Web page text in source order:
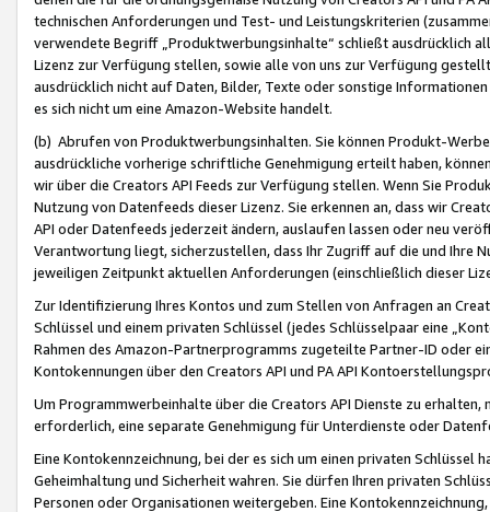
technischen Anforderungen und Test- und Leistungskriterien
verwendete Begriff „Produktwerbungsinhalte“ schließt ausdrücklich
Lizenz zur Verfügung stellen, sowie alle von uns zur Verfügung
ausdrücklich nicht auf Daten, Bilder, Texte oder sonstige
es sich nicht um eine Amazon-Website handelt.
(b) Abrufen von Produktwerbungsinhalten. Sie können Produkt-
ausdrückliche vorherige schriftliche Genehmigung erteilt haben,
wir über die Creators API Feeds zur Verfügung stellen. Wenn Sie
Nutzung von Datenfeeds dieser Lizenz. Sie erkennen an, dass wir
API oder Datenfeeds jederzeit ändern, auslaufen lassen oder neu
Verantwortung liegt, sicherzustellen, dass Ihr Zugriff auf die und Ihre
jeweiligen Zeitpunkt aktuellen Anforderungen (einschließlich dieser
Zur Identifizierung Ihres Kontos und zum Stellen von Anfragen an
Schlüssel und einem privaten Schlüssel (jedes Schlüsselpaar eine
Rahmen des Amazon-Partnerprogramms zugeteilte Partner-ID oder
Kontokennungen über den Creators API und PA API
Um Programmwerbeinhalte über die Creators API Dienste zu
erforderlich, eine separate Genehmigung für Unterdienste oder
Eine Kontokennzeichnung, bei der es sich um einen privaten
Geheimhaltung und Sicherheit wahren. Sie dürfen Ihren privaten
Personen oder Organisationen weitergeben. Eine